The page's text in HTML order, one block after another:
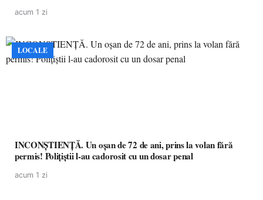
acum 1 zi
LOCALE
INCONȘTIENȚĂ. Un oșan de 72 de ani, prins la volan fără
permis! Polițiștii l-au cadorosit cu un dosar penal
acum 1 zi